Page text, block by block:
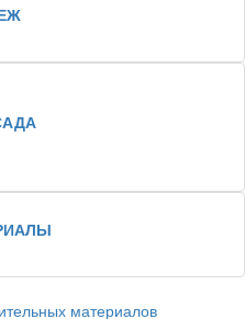
материалов